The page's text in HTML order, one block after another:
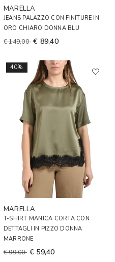
MARELLA
JEANS PALAZZO CON FINITURE IN
ORO CHIARO DONNA BLU
€ 149,00 € 89,40
40%
MARELLA
T-SHIRT MANICA CORTA CON
DETTAGLI IN PIZZO DONNA
MARRONE
€ 99,00 € 59,40